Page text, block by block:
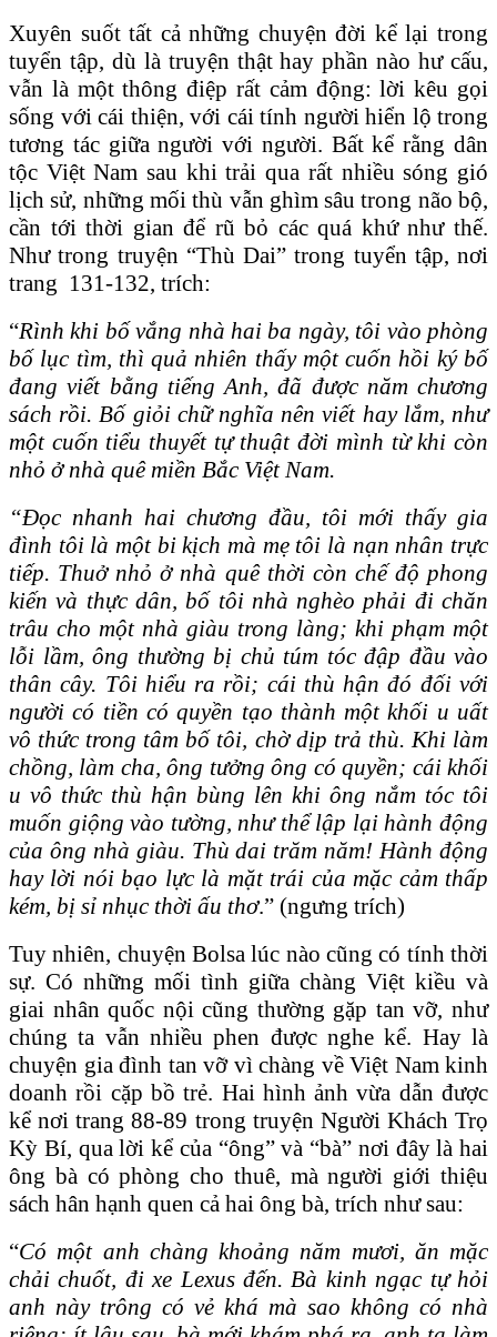
Xuyên suốt tất cả những chuyện đời kể lại trong
tuyển tập, dù là truyện thật hay phần nào hư cấu,
vẫn là một thông điệp rất cảm động: lời kêu gọi
sống với cái thiện, với cái tính người hiển lộ trong
tương tác giữa người với người. Bất kể rằng dân
tộc Việt Nam sau khi trải qua rất nhiều sóng gió
lịch sử, những mối thù vẫn ghìm sâu trong não bộ,
cần tới thời gian để rũ bỏ các quá khứ như thế.
Như trong truyện “Thù Dai” trong tuyển tập, nơi
trang 131-132, trích:
“Rình khi bố vắng nhà hai ba ngày, tôi vào phòng
bố lục tìm, thì quả nhiên thấy một cuốn hồi ký bố
đang viết bằng tiếng Anh, đã được năm chương
sách rồi. Bố giỏi chữ nghĩa nên viết hay lắm, như
một cuốn tiểu thuyết tự thuật đời mình từ khi còn
nhỏ ở nhà quê miền Bắc Việt Nam.
“Đọc nhanh hai chương đầu, tôi mới thấy gia
đình tôi là một bi kịch mà mẹ tôi là nạn nhân trực
tiếp. Thuở nhỏ ở nhà quê thời còn chế độ phong
kiến và thực dân, bố tôi nhà nghèo phải đi chăn
trâu cho một nhà giàu trong làng; khi phạm một
lỗi lầm, ông thường bị chủ túm tóc đập đầu vào
thân cây. Tôi hiểu ra rồi; cái thù hận đó đối với
người có tiền có quyền tạo thành một khối u uất
vô thức trong tâm bố tôi, chờ dịp trả thù. Khi làm
chồng, làm cha, ông tưởng ông có quyền; cái khối
u vô thức thù hận bùng lên khi ông nắm tóc tôi
muốn giộng vào tường, như thể lập lại hành động
của ông nhà giàu. Thù dai trăm năm! Hành động
hay lời nói bạo lực là mặt trái của mặc cảm thấp
kém, bị sỉ nhục thời ấu thơ.” (ngưng trích)
Tuy nhiên, chuyện Bolsa lúc nào cũng có tính thời
sự. Có những mối tình giữa chàng Việt kiều và
giai nhân quốc nội cũng thường gặp tan vỡ, như
chúng ta vẫn nhiều phen được nghe kể. Hay là
chuyện gia đình tan vỡ vì chàng về Việt Nam kinh
doanh rồi cặp bồ trẻ. Hai hình ảnh vừa dẫn được
kể nơi trang 88-89 trong truyện Người Khách Trọ
Kỳ Bí, qua lời kể của “ông” và “bà” nơi đây là hai
ông bà có phòng cho thuê, mà người giới thiệu
sách hân hạnh quen cả hai ông bà, trích như sau:
“Có một anh chàng khoảng năm mươi, ăn mặc
chải chuốt, đi xe Lexus đến. Bà kinh ngạc tự hỏi
anh này trông có vẻ khá mà sao không có nhà